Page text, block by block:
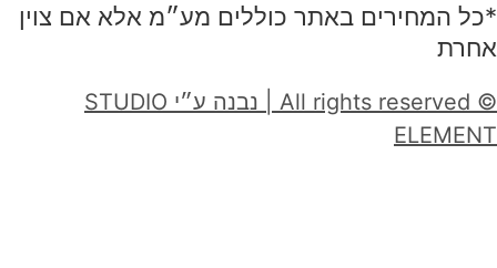
*כל המחירים באתר כוללים מע״מ אלא אם צוין
אחרת
© All rights reserved | נבנה ע״י STUDIO
ELEMENT